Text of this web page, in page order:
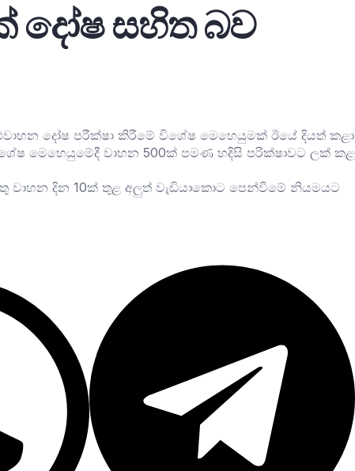
දෝෂ සහිත බව
දෝෂ පරීක්ෂා කිරීමේ විශේෂ මෙහෙයුමක් ඊයේ දියත් කළා
මෙහෙයුමේදී වාහන 500ක් පමණ හදිසි පරික්ෂාවට ලක් කළ
වාහන දින 10ක් තුළ අලුත් වැඩියාකොට පෙන්වීමේ නියමයට